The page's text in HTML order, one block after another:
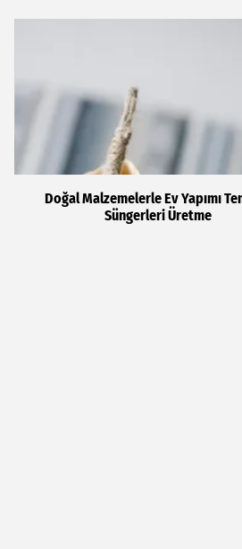
Doğal Malzemelerle Ev Yapımı
Süngerleri Üretme